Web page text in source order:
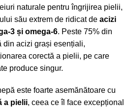
naturale pentru îngrijirea pielii,
său extrem de ridicat de acizi
3 și omega-6. Peste 75% din
din acizi grași esențiali,
corectă a pielii, pe care
produce singur.
este foarte asemănătoare cu
a pielii, ceea ce îl face excepțional